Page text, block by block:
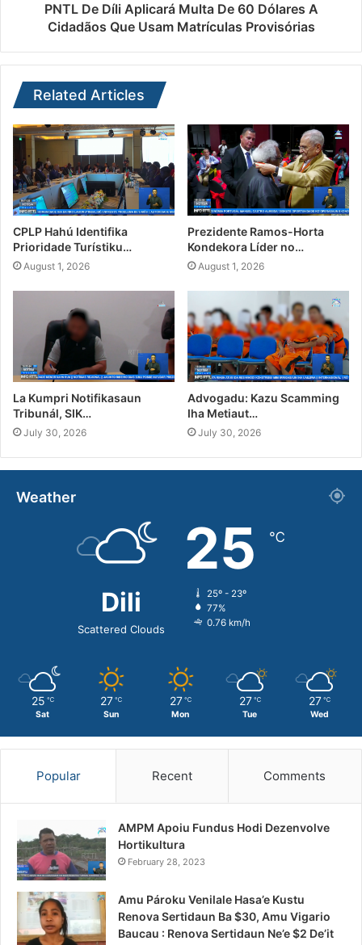
PNTL De Díli Aplicará Multa De 60 Dólares A
Cidadãos Que Usam Matrículas Provisórias
Related Articles
CPLP Hahú Identifika
Prioridade Turístiku…
August 1, 2026
Prezidente Ramos-Horta
Kondekora Líder no…
August 1, 2026
La Kumpri Notifikasaun
Tribunál, SIK…
July 30, 2026
Advogadu: Kazu Scamming
Iha Metiaut…
July 30, 2026
Weather
Dili
Scattered Clouds
25 ℃
25º - 23º
77%
0.76 km/h
25 ℃
Sat
27 ℃
Sun
27 ℃
Mon
27 ℃
Tue
27 ℃
Wed
Popular Recent Comments
AMPM Apoiu Fundus Hodi Dezenvolve
Hortikultura
February 28, 2023
Amu Pároku Venilale Hasa’e Kustu
Renova Sertidaun Ba $30, Amu Vigario
Baucau : Renova Sertidaun Ne’e $2 De’it